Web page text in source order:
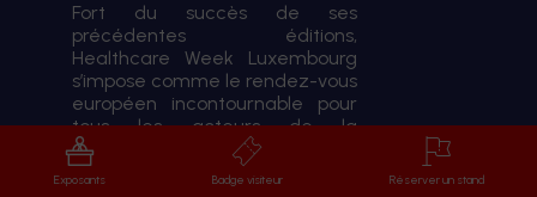
Fort du succès de ses
précédentes éditions,
Healthcare Week Luxembourg
s’impose comme le rendez-vous
européen incontournable pour
tous les acteurs de la
transformation du système de
santé.
Exposants Badge visiteur Réserver un stand